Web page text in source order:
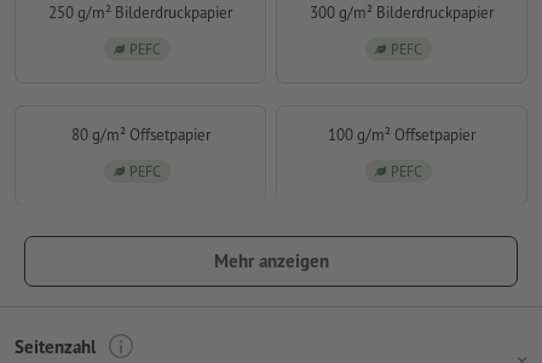
250 g/m² Bilderdruckpapier
PEFC
300 g/m² Bilderdruckpapier
PEFC
80 g/m² Offsetpapier
PEFC
100 g/m² Offsetpapier
PEFC
Mehr anzeigen
Seitenzahl